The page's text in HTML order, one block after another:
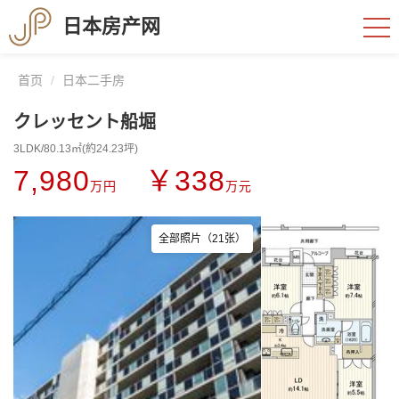
日本房产网
首页 日本二手房
クレッセント船堀
3LDK/80.13㎡(約24.23坪)
7,980万円 ￥338万元
全部照片（21张）